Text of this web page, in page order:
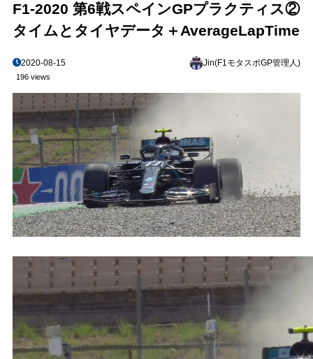
F1-2020 第6戦スペインGPプラクティス②
タイムとタイヤデータ＋AverageLapTime
2020-08-15 Jin(F1モタスポGP管理人)
196 views